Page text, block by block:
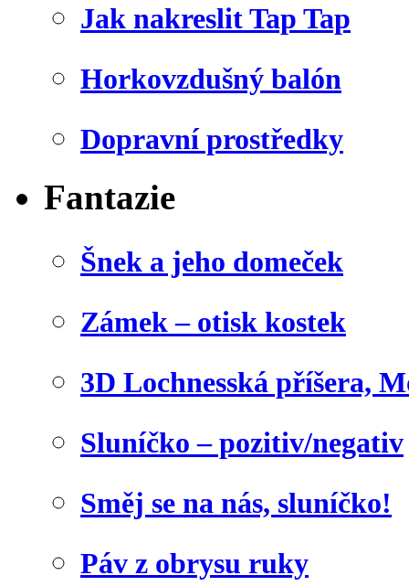
Jak nakreslit Tap Tap
Horkovzdušný balón
Dopravní prostředky
Fantazie
Šnek a jeho domeček
Zámek – otisk kostek
3D Lochnesská příšera,
Sluníčko – pozitiv/negativ
Směj se na nás, sluníčko!
Páv z obrysu ruky